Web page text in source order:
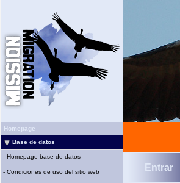
Homepage
Base de datos
- Homepage base de datos
- Condiciones de uso del sitio web Entrar